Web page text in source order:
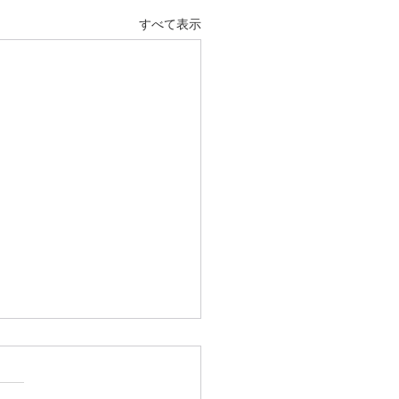
すべて表示
養学科研究室便り
、創立６０周年記念として